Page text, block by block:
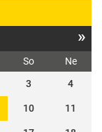
»
So
Ne
3 4
10 11